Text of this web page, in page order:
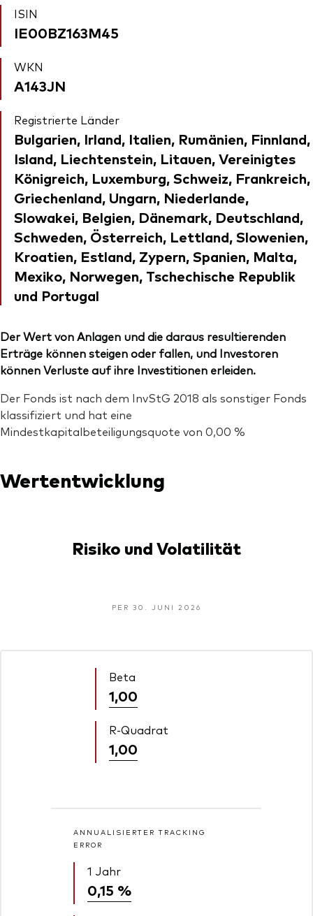
ISIN
IE00BZ163M45
WKN
A143JN
Registrierte Länder
Bulgarien, Irland, Italien, Rumänien, Finnland,
Island, Liechtenstein, Litauen, Vereinigtes
Königreich, Luxemburg, Schweiz, Frankreich,
Griechenland, Ungarn, Niederlande,
Slowakei, Belgien, Dänemark, Deutschland,
Schweden, Österreich, Lettland, Slowenien,
Kroatien, Estland, Zypern, Spanien, Malta,
Mexiko, Norwegen, Tschechische Republik
und Portugal
Der Wert von Anlagen und die daraus resultierenden
Erträge können steigen oder fallen, und Investoren
können Verluste auf ihre Investitionen erleiden.
Der Fonds ist nach dem InvStG 2018 als sonstiger Fonds
klassifiziert und hat eine
Mindestkapitalbeteiligungsquote von 0,00 %
Wertentwicklung
Risiko und Volatilität
PER 30. JUNI 2026
Beta
1,00
R-Quadrat
1,00
ANNUALISIERTER TRACKING
ERROR
1 Jahr
0,15 %